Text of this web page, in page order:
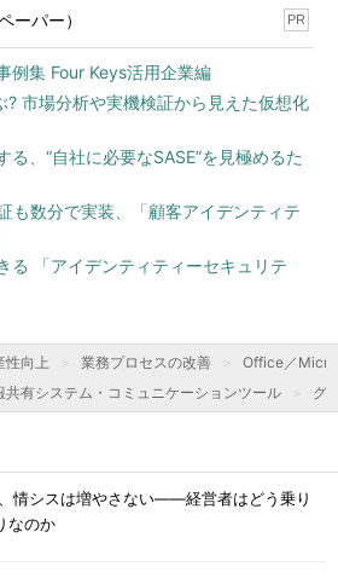
ーパー） PR
例集 Four Keys活用企業編
? 市場分析や実機検証から見えた仮想化
る、“自社に必要なSASE”を見極めるた
も数分で実装、「顧客アイデンティテ
る 「アイデンティティーセキュリテ
性向上 業務プロセスの改善
Office／
共有システム・コミュニケーションツール グ
情シスは増やさない――経営者はどう乗り
なのか